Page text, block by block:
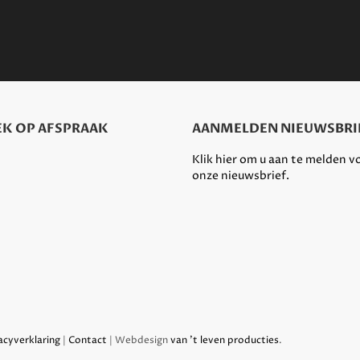
OP AFSPRAAK AANMELDEN
Klik hier om u aan te melden
onze nieuwsbrief.
| Contact | Webdesignvan 't leven producties.